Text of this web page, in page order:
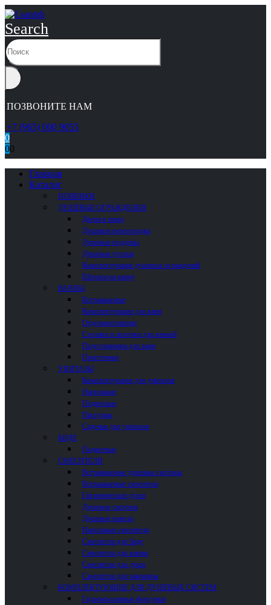
Search
ПОЗВОНИТЕ НАМ
+7 (965) 000 9055
0
00
Главная
Каталог
НОВИНКИ
ДУШЕВЫЕ ОГРАЖДЕНИЯ
Двери в нишу
Душевые перегородки
Душевые поддоны
Душевые уголки
Комплектующие душевых ограждений
Шторки на ванну
ВАННЫ
Встраиваемые
Комплектующие для ванн
Отдельностоящие
Столики и полочки для ванной
Подголовники для ванн
Пристенные
УНИТАЗЫ
Комплектующие для унитазов
Напольные
Подвесные
Писсуары
Сиденья для унитазов
БИДЕ
Подвесные
СМЕСИТЕЛИ
Встраиваемые душевые системы
Встраиваемые смесители
Гигиенические души
Душевые системы
Душевые панели
Напольные смесители
Смесители для биде
Смесители для ванны
Смесители для душа
Смесители для раковины
КОМПЛЕКТУЮЩИЕ ДЛЯ ДУШЕВЫХ СИСТЕМ
Гидромассажные форсунки